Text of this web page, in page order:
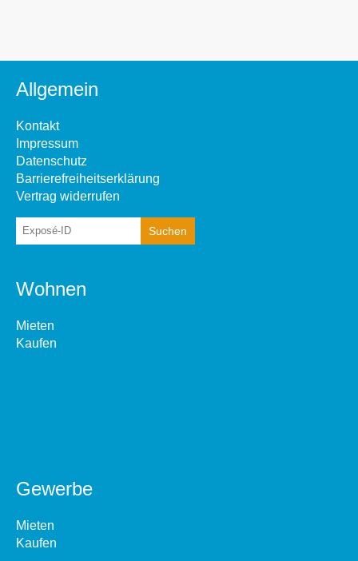
Allgemein
Kontakt
Impressum
Datenschutz
Barrierefreiheitserklärung
Vertrag widerrufen
Wohnen
Mieten
Kaufen
Gewerbe
Mieten
Kaufen